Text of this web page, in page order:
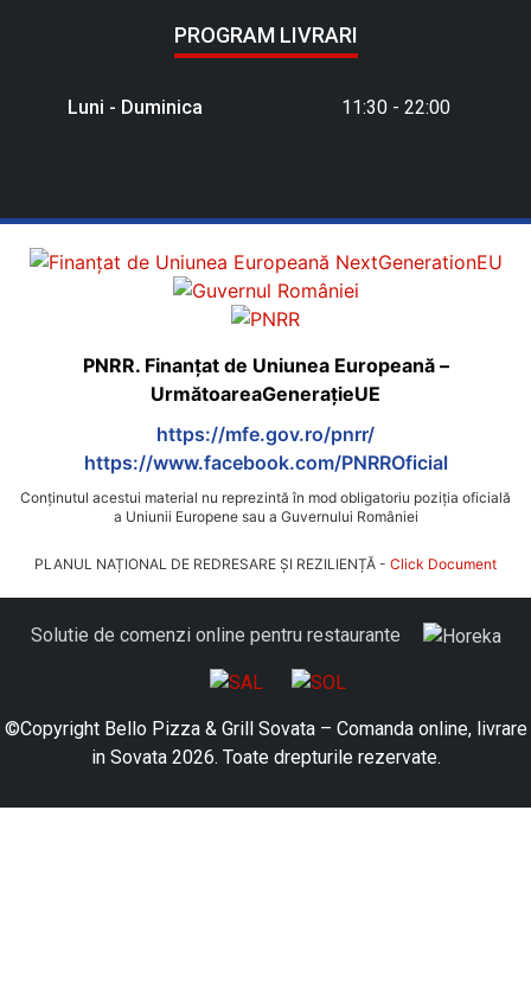
PROGRAM LIVRARI
Luni - Duminica 11:30 - 22:00
PNRR. Finanțat de Uniunea Europeană –
UrmătoareaGenerațieUE
https://mfe.gov.ro/pnrr/
https://www.facebook.com/PNRROficial
Conținutul acestui material nu reprezintă în mod obligatoriu poziția oficială
a Uniunii Europene sau a Guvernului României
PLANUL NAȚIONAL DE REDRESARE ȘI REZILIENȚĂ - Click Document
Solutie de comenzi online pentru restaurante
©Copyright Bello Pizza & Grill Sovata – Comanda online, livrare
in Sovata 2026. Toate drepturile rezervate.